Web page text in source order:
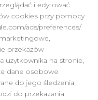
i edytować
cookies przy pomocy
ads/preferences/
przekazów
użytkownika na stronie,
dane osobowe
do jego śledzenia,
do przekazania